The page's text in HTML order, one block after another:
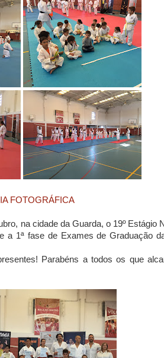
FOTOGRÁFICA
na cidade da Guarda, o 19º Estágio
a 1ª fase de Exames de Graduação
Parabéns a todos os que